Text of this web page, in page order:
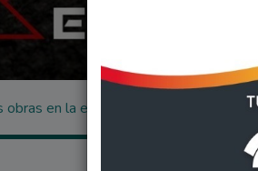
obras en la escuela secundaria de